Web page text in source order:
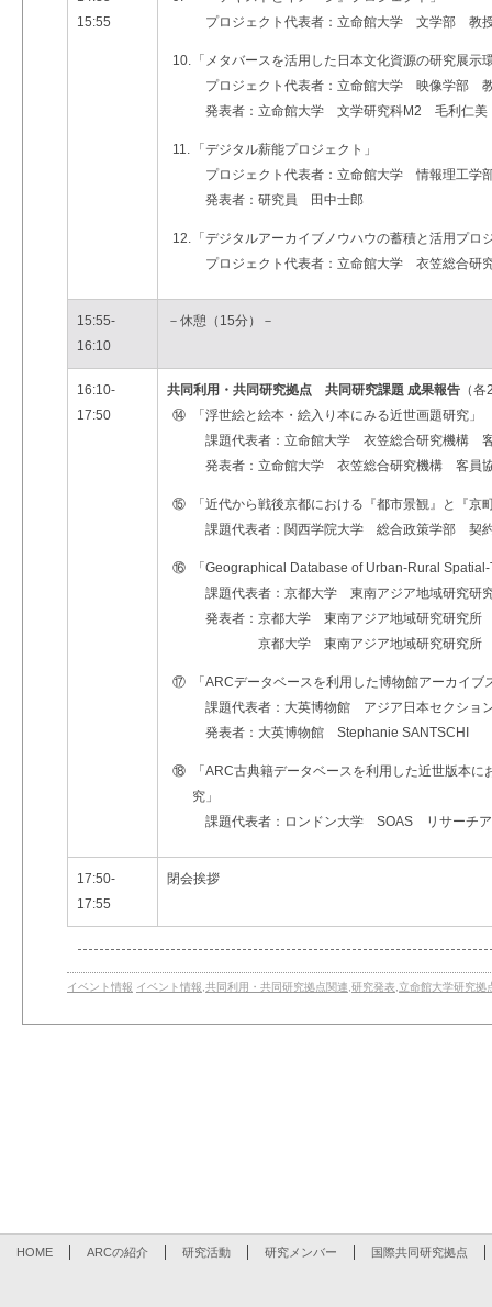
15:55
プロジェクト代表者：立命館大学 文学部
10. 「メタバースを活用した日本文化資源の研究展示
プロジェクト代表者：立命館大学 映像学部
発表者：立命館大学 文学研究科M2 毛利仁美
11.
「デジタル薪能プロジェクト」
プロジェクト代表者：立命館大学 情報理工
発表者：研究員 田中士郎
12. 「デジタルアーカイブノウハウの蓄積と活用プロ
プロジェクト代表者：立命館大学 衣笠総合
15:55-
16:10
－休憩（15分）－
16:10-
17:50
共同利用・共同研究拠点 共同研究課題 成果報告 （
⑭
「浮世絵と絵本・絵入り本にみる近世画題研究」
課題代表者：立命館大学 衣笠総合研究機構
発表者：立命館大学 衣笠総合研究機構 客員
⑮
「近代から戦後京都における『都市景観』と『
課題代表者：関西学院大学 総合政策学部
⑯
「Geographical Database of Urban-Rural
課題代表者：京都大学 東南アジア地域研究
発表者：京都大学 東南アジア地域研究研究
京都大学 東南アジア地域研究研究所
⑰
「ARCデータベースを利用した博物館アーカイ
課題代表者：大英博物館 アジア日本セクショ
発表者：大英博物館 Stephanie SANTSCHI
⑱
「ARC古典籍データベースを利用した近世版本
究」
課題代表者：ロンドン大学 SOAS リサーチ
17:50-
17:55
閉会挨拶
イベント情報 イベント情報 共同利用・共同研究拠点関連 研究発表 立命館大学研究拠
HOME ARCの紹介 研究活動 研究メンバー 国際共同研究拠点